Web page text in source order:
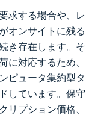
求する場合や、レ
オンサイトに残る
き存在します。そ
に対応するため、
ピュータ集約型タ
しています。保守
リプション価格、